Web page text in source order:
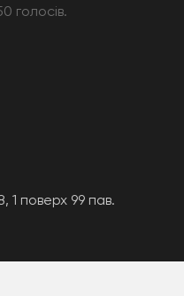
1 поверх 99 пав.
голосів.